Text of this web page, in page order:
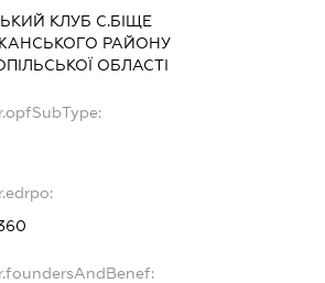
КЛУБ С.БІЩЕ
РАЙОНУ
ОБЛАСТІ